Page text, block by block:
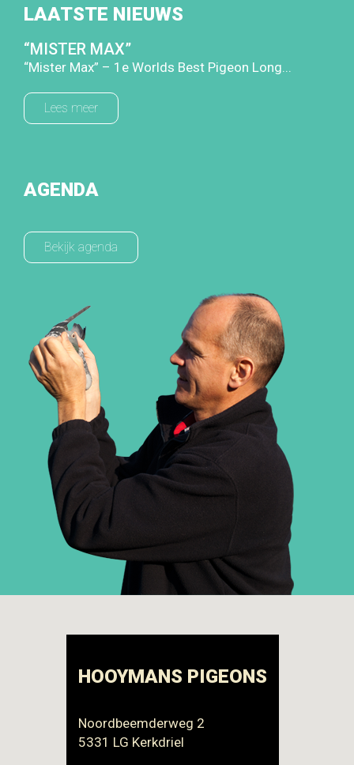
LAATSTE NIEUWS
“MISTER MAX”
“Mister Max” – 1e Worlds Best Pigeon Long...
Lees meer
AGENDA
Bekijk agenda
HOOYMANS PIGEONS
Noordbeemderweg 2
5331 LG Kerkdriel